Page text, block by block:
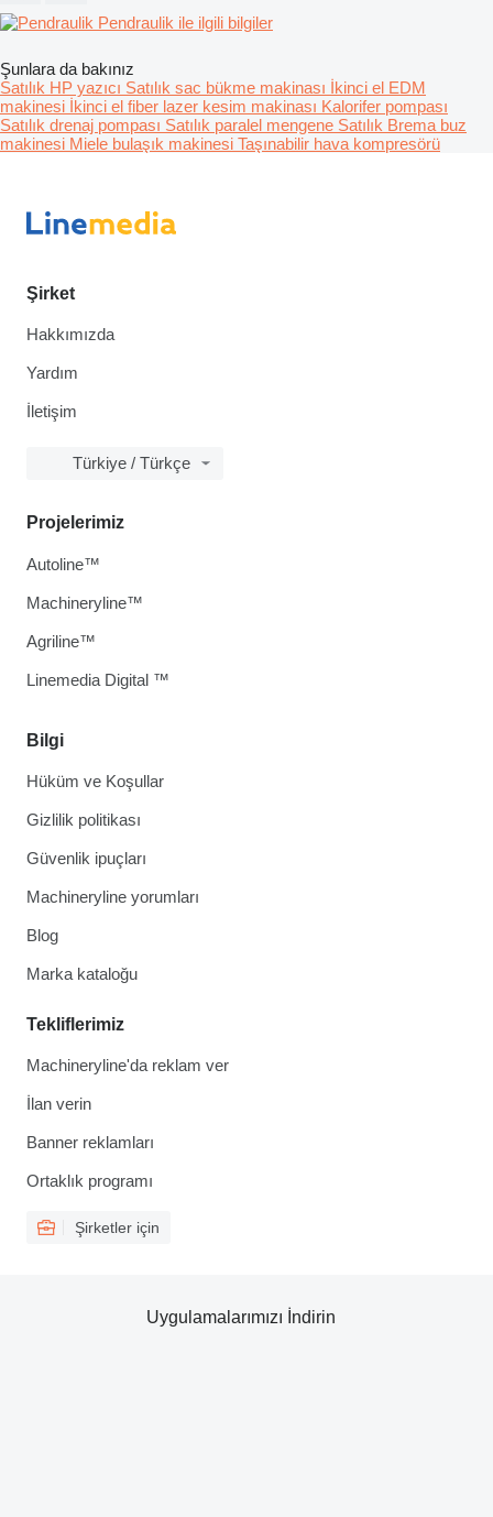
Pendraulik ile ilgili bilgiler
Şunlara da bakınız
Satılık HP yazıcı Satılık sac bükme makinası İkinci el EDM
makinesi İkinci el fiber lazer kesim makinası Kalorifer pompası
Satılık drenaj pompası Satılık paralel mengene Satılık Brema buz
makinesi Miele bulaşık makinesi Taşınabilir hava kompresörü
Şirket
Hakkımızda
Yardım
İletişim
Türkiye / Türkçe
Bilgi
Hüküm ve Koşullar
Gizlilik politikası
Güvenlik ipuçları
Machineryline yorumları
Blog
Marka kataloğu
Tekliflerimiz
Machineryline'da reklam ver
İlan verin
Banner reklamları
Ortaklık programı
Şirketler için
Projelerimiz
Autoline™
Machineryline™
Agriline™
Linemedia Digital ™
Uygulamalarımızı İndirin